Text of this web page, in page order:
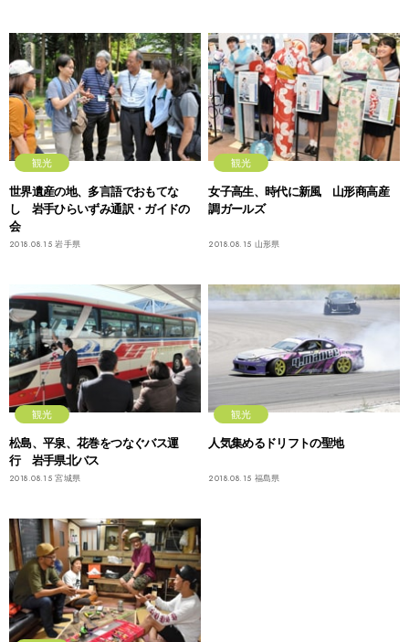
観光
世界遺産の地、多言語でおもてな
し 岩手ひらいずみ通訳・ガイドの
会
2018.08.15 岩手県
観光
女子高生、時代に新風 山形商高産
調ガールズ
2018.08.15 山形県
観光
松島、平泉、花巻をつなぐバス運
行 岩手県北バス
2018.08.15 宮城県
観光
人気集めるドリフトの聖地
2018.08.15 福島県